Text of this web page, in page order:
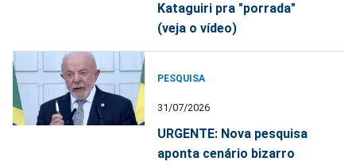
Kataguiri pra "porrada"
(veja o vídeo)
PESQUISA
31/07/2026
URGENTE: Nova pesquisa
aponta cenário bizarro